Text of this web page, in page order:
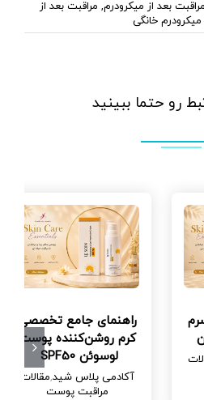
مراقبت بعد از میکرودرم, مراقبت بعد از
میکرودرم خانگی
رو حتما ببینید
راهنمای جامع تخصصی
کرم روشن‌کننده پوست
لوسوئن SPF50
آکادمی پلاس شید,مقالات
مراقبت پوست